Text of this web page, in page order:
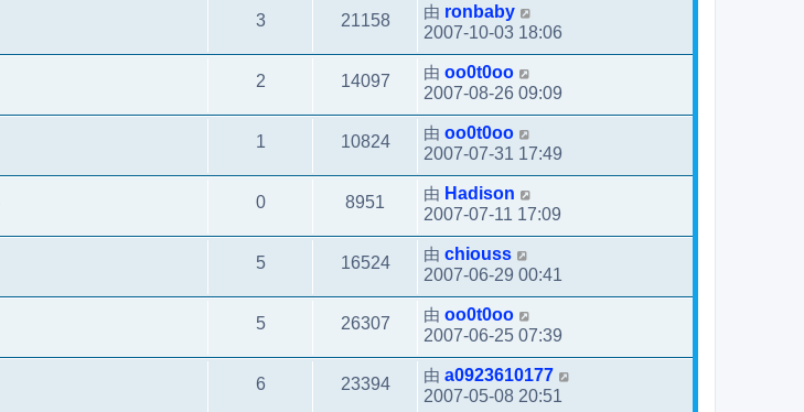
3 21158 由 ronbaby
2007-10-03 18:06
2 14097 由 oo0t0oo
2007-08-26 09:09
1 10824 由 oo0t0oo
2007-07-31 17:49
0 8951 由 Hadison
2007-07-11 17:09
5 16524 由 chiouss
2007-06-29 00:41
5 26307 由 oo0t0oo
2007-06-25 07:39
6 23394 由 a0923610177
2007-05-08 20:51